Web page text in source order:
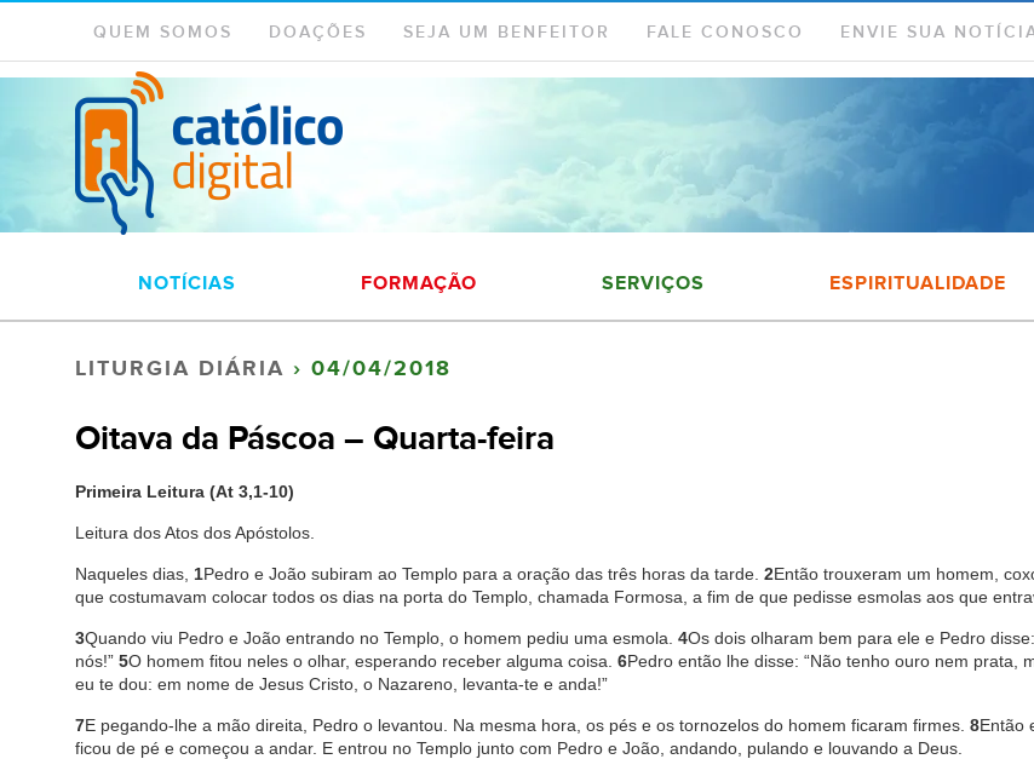
QUEM SOMOS DOAÇÕES SEJA UM BENFEITOR FALE CONOSCO ENVIE SUA
NOTÍCIAS FORMAÇÃO SERVIÇOS ESPIRITUALIDADE
LITURGIA DIÁRIA › 04/04/2018
Oitava da Páscoa – Quarta-feira
Primeira Leitura (At 3,1-10)
Leitura dos Atos dos Apóstolos.
Naqueles dias, 1Pedro e João subiram ao Templo para a oração das três horas da tarde. 2Então trouxeram um homem,
que costumavam colocar todos os dias na porta do Templo, chamada Formosa, a fim de que pedisse esmolas aos que
3Quando viu Pedro e João entrando no Templo, o homem pediu uma esmola. 4Os dois olharam bem para ele e Pedro
nós!” 5O homem fitou neles o olhar, esperando receber alguma coisa. 6Pedro então lhe disse: “Não tenho ouro nem prata,
eu te dou: em nome de Jesus Cristo, o Nazareno, levanta-te e anda!”
7E pegando-lhe a mão direita, Pedro o levantou. Na mesma hora, os pés e os tornozelos do homem ficaram firmes. 8Então
ficou de pé e começou a andar. E entrou no Templo junto com Pedro e João, andando, pulando e louvando a Deus.